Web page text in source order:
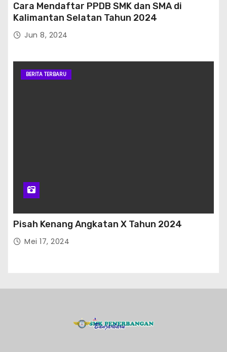
Cara Mendaftar PPDB SMK dan SMA di
Kalimantan Selatan Tahun 2024
Jun 8, 2024
BERITA TERBARU
Pisah Kenang Angkatan X Tahun 2024
Mei 17, 2024